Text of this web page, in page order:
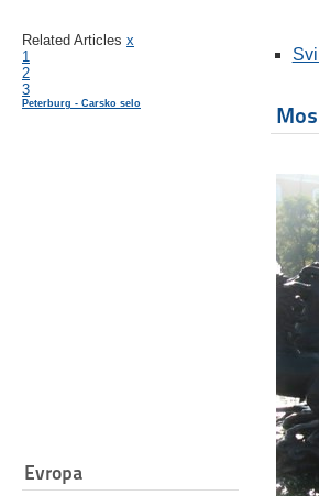
Related Articles x
1
2
3
Peterburg - Carsko selo
Evropa